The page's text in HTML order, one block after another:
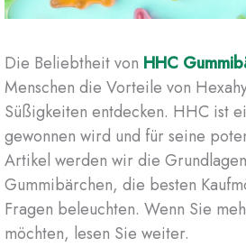
Die Beliebtheit von HHC
Menschen die Vorteile von
Süßigkeiten entdecken. HHC ist
gewonnen wird und für seine
Artikel werden wir die
Gummibärchen, die besten
Fragen beleuchten. Wenn Sie
möchten, lesen Sie weiter.